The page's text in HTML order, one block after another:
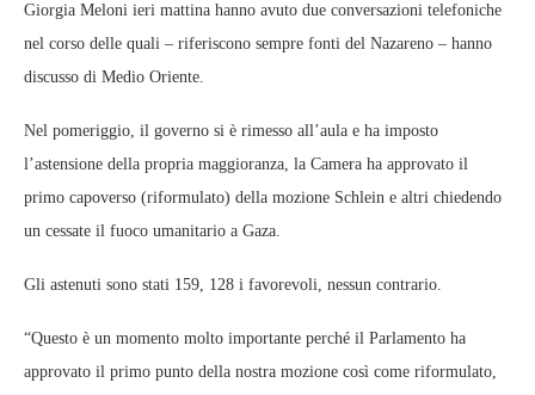
Giorgia Meloni ieri mattina hanno avuto due conversazioni telefoniche
nel corso delle quali – riferiscono sempre fonti del Nazareno – hanno
discusso di Medio Oriente.
Nel pomeriggio, il governo si è rimesso all’aula e ha imposto
l’astensione della propria maggioranza, la Camera ha approvato il
primo capoverso (riformulato) della mozione Schlein e altri chiedendo
un cessate il fuoco umanitario a Gaza.
Gli astenuti sono stati 159, 128 i favorevoli, nessun contrario.
“Questo è un momento molto importante perché il Parlamento ha
approvato il primo punto della nostra mozione così come riformulato,